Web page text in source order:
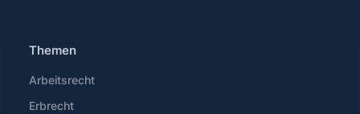
Themen
Arbeitsrecht
Erbrecht